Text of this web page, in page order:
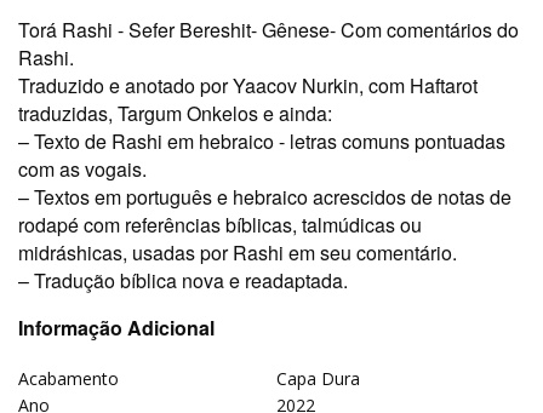
Torá Rashi - Sefer Bereshit- Gênese- Com comentários do
Rashi.
Traduzido e anotado por Yaacov Nurkin, com Haftarot
traduzidas, Targum Onkelos e ainda:
– Texto de Rashi em hebraico - letras comuns pontuadas
com as vogais.
– Textos em português e hebraico acrescidos de notas de
rodapé com referências bíblicas, talmúdicas ou
midráshicas, usadas por Rashi em seu comentário.
– Tradução bíblica nova e readaptada.
Informação Adicional
Acabamento
Capa Dura
Ano
2022